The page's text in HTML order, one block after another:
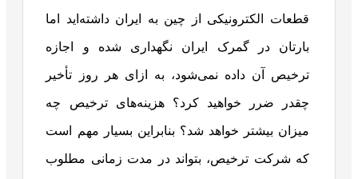
قطعات الکترونیکی از چین به ایران داشته‌اید اما
بارتان در گمرک ایران نگهداری شده و اجازه
ترخیص آن داده نمی‌شود، به ازای هر روز تأخیر
چقدر ضرر خواهید کرد؟ هزینه‌های ترخیص چه
میزان بیشتر خواهد شد؟ بنابراین بسیار مهم است
که شرکت ترخیص، بتواند در مدت زمانی مطلوب